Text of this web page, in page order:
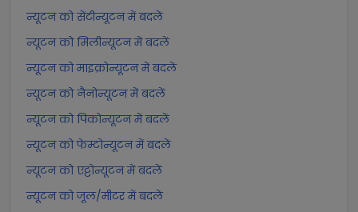
न्यूटन को सेंटीन्यूटन में बदलें
न्यूटन को मिलीन्यूटन में बदलें
न्यूटन को माइक्रोन्यूटन में बदलें
न्यूटन को नैनोन्यूटन में बदलें
न्यूटन को पिकोन्यूटन में बदलें
न्यूटन को फेम्टोन्यूटन में बदलें
न्यूटन को एट्टोन्यूटन में बदलें
न्यूटन को जूल/मीटर में बदलें